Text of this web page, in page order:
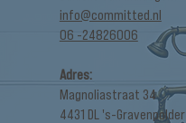
info@committed.nl
06 -24826006
Adres:
Magnoliastraat 34
4431 DL 's-Gravenpolder